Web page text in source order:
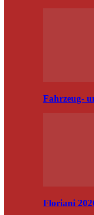
Fahrzeug-
Floriani